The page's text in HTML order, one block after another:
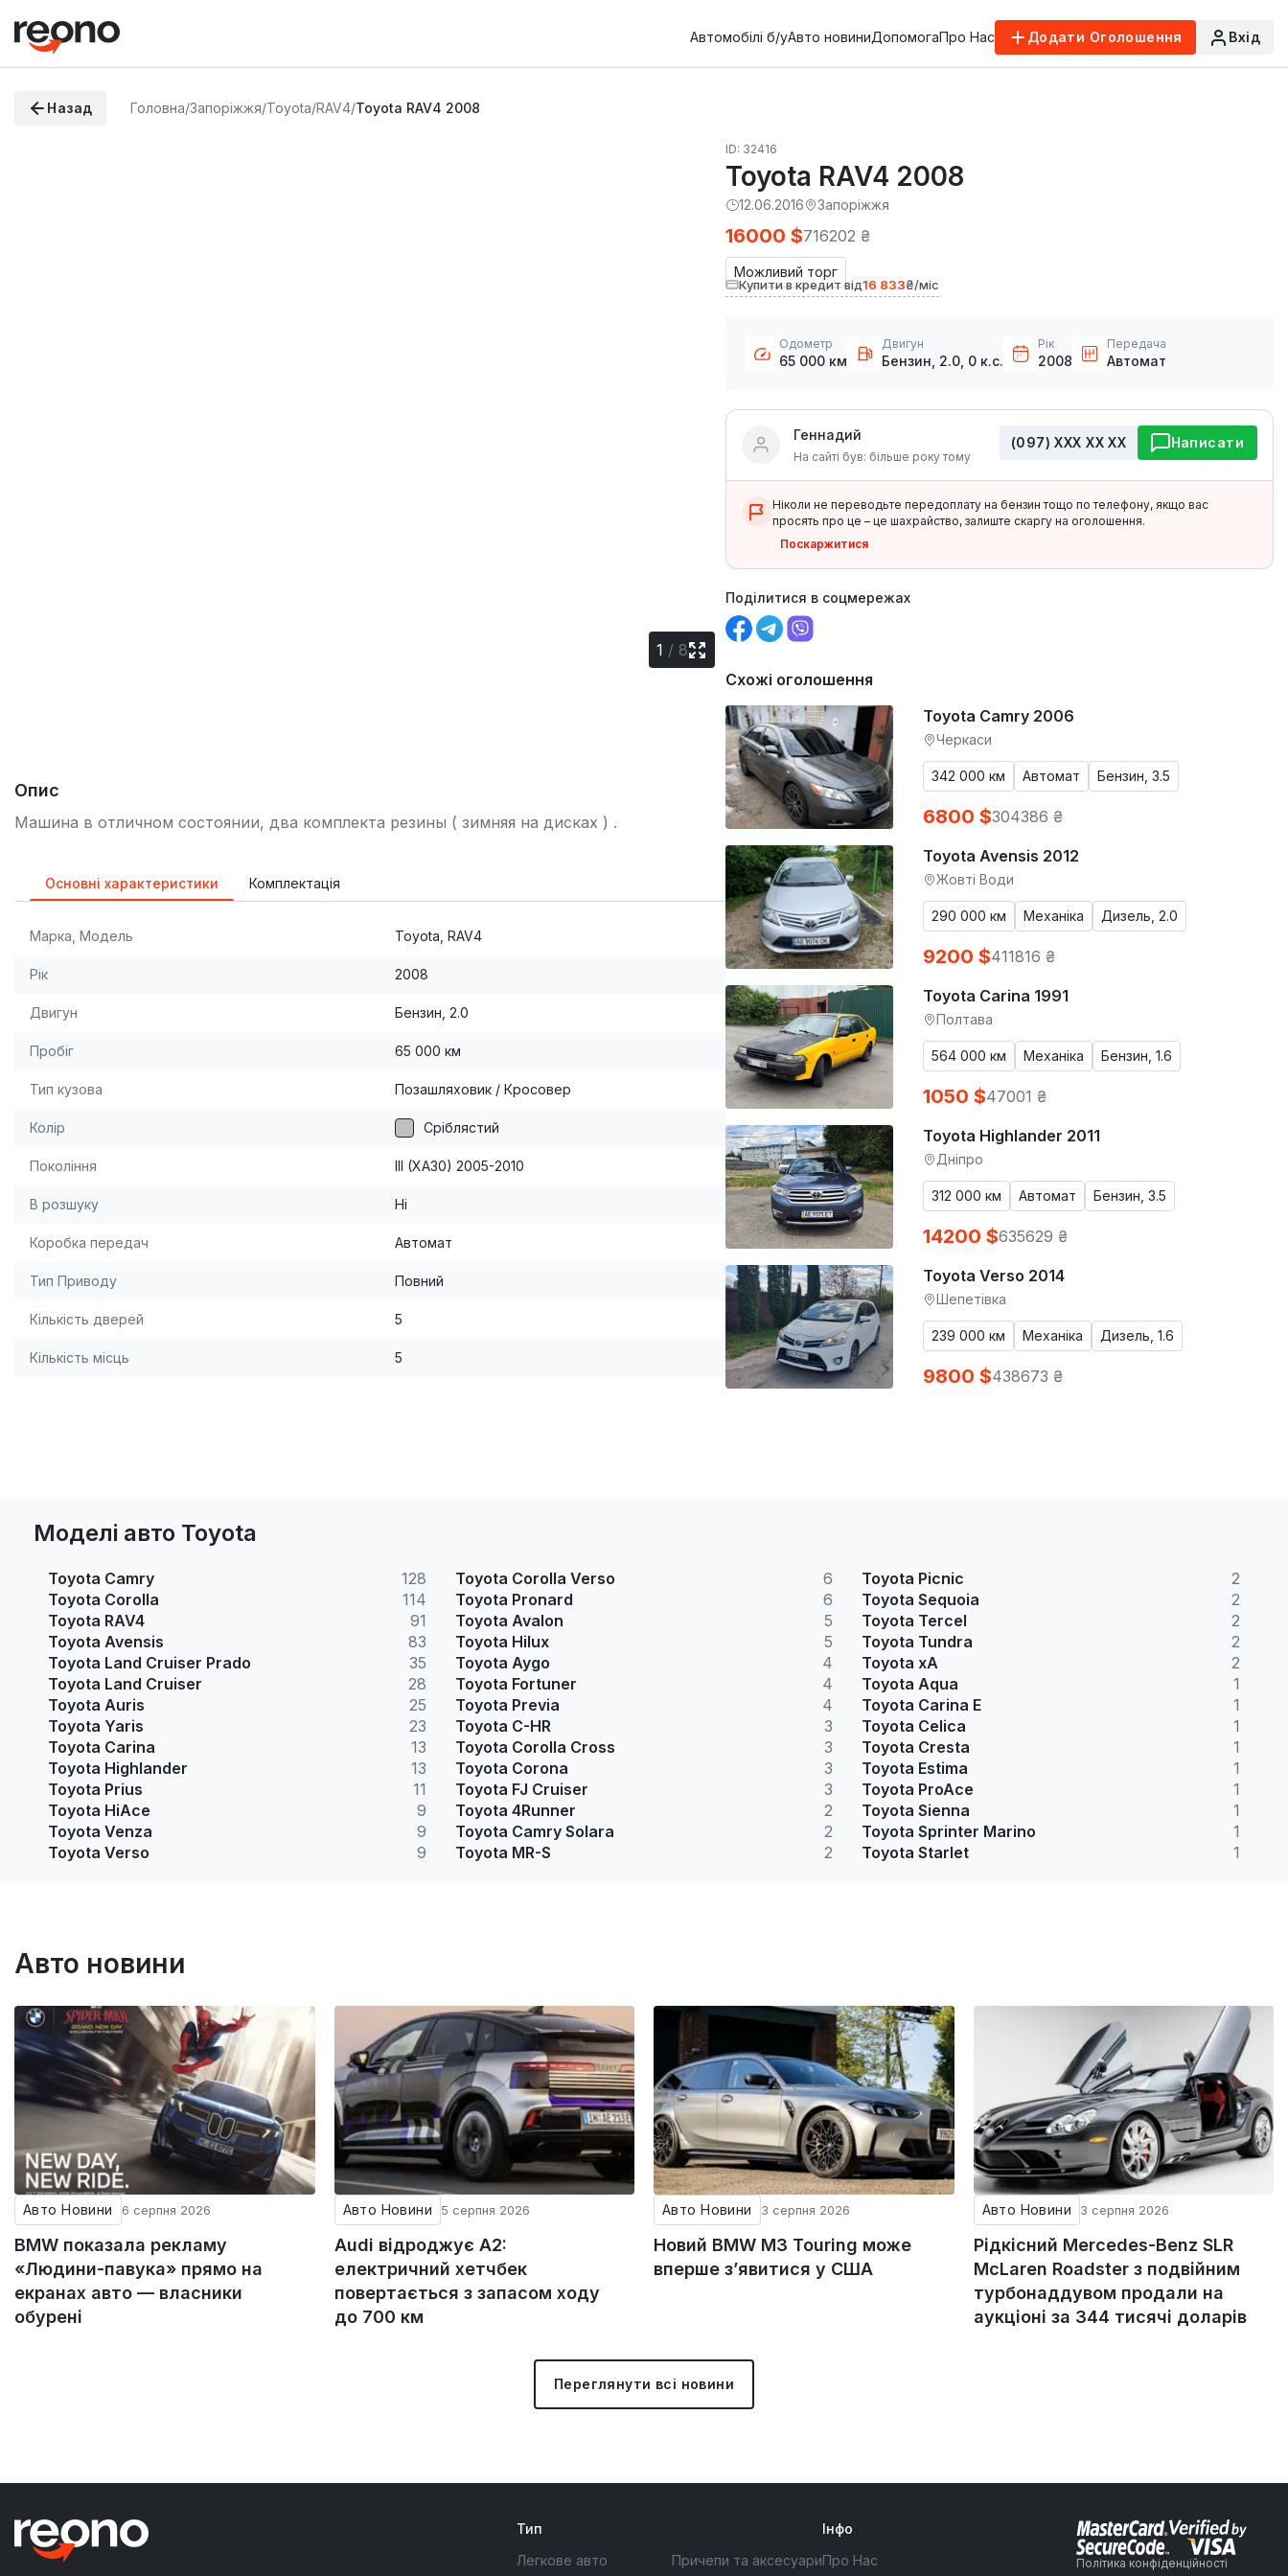
Автомобілі б/уАвто новиниДопомогаПро Нас Додати Оголошення Вхід
Назад Головна/Запоріжжя/Toyota/RAV4/Toyota RAV4 2008
1 / 8
Опис
Машина в отличном состоянии, два комплекта резины ( зимняя на дисках ) .
Основні характеристики Комплектація
Марка, Модель Toyota, RAV4
Рік 2008
Двигун Бензин, 2.0
Пробіг 65 000 км
Тип кузова Позашляховик / Кросовер
Колір Сріблястий
Покоління III (XA30) 2005-2010
В розшуку Ні
Коробка передач Автомат
Тип Приводу Повний
Кількість дверей 5
Кількість місць 5
ID: 32416
Toyota RAV4 2008
12.06.2016 Запоріжжя
Можливий торг
16000 $716202 ₴
Купити в кредит від16 833₴/міс
Одометр
65 000 км
Двигун
Бензин, 2.0, 0 к.с.
Рік
2008
Передача
Автомат
Геннадий
На сайті був: більше року тому
(097) ХХХ ХХ ХХ Написати
Ніколи не переводьте передоплату на бензин тощо по телефону, якщо вас
просять про це – це шахрайство, залиште скаргу на оголошення.
Поскаржитися
Поділитися в соцмережах
Схожі оголошення
Toyota Camry 2006
Черкаси
342 000 км Автомат Бензин, 3.5
6800 $304386 ₴
Toyota Avensis 2012
Жовті Води
290 000 км Механіка Дизель, 2.0
9200 $411816 ₴
Toyota Carina 1991
Полтава
564 000 км Механіка Бензин, 1.6
1050 $47001 ₴
Toyota Highlander 2011
Дніпро
312 000 км Автомат Бензин, 3.5
14200 $635629 ₴
Toyota Verso 2014
Шепетівка
239 000 км Механіка Дизель, 1.6
9800 $438673 ₴
Моделі авто Toyota
Toyota Camry
128
Toyota Corolla
114
Toyota RAV4
91
Toyota Avensis
83
Toyota Land Cruiser Prado
35
Toyota Land Cruiser
28
Toyota Auris
25
Toyota Yaris
23
Toyota Carina
13
Toyota Highlander
13
Toyota Prius
11
Toyota HiAce
9
Toyota Venza
9
Toyota Verso
9
Toyota Corolla Verso
6
Toyota Pronard
6
Toyota Avalon
5
Toyota Hilux
5
Toyota Aygo
4
Toyota Fortuner
4
Toyota Previa
4
Toyota C-HR
3
Toyota Corolla Cross
3
Toyota Corona
3
Toyota FJ Cruiser
3
Toyota 4Runner
2
Toyota Camry Solara
2
Toyota MR-S
2
Toyota Picnic
2
Toyota Sequoia
2
Toyota Tercel
2
Toyota Tundra
2
Toyota xA
2
Toyota Aqua
1
Toyota Carina E
1
Toyota Celica
1
Toyota Cresta
1
Toyota Estima
1
Toyota ProAce
1
Toyota Sienna
1
Toyota Sprinter Marino
1
Toyota Starlet
1
Авто новини
Авто Новини 6 серпня 2026
BMW показала рекламу
«Людини-павука» прямо на
екранах авто — власники
обурені
Авто Новини 5 серпня 2026
Audi відроджує A2:
електричний хетчбек
повертається з запасом ходу
до 700 км
Авто Новини 3 серпня 2026
Новий BMW M3 Touring може
вперше з’явитися у США
Авто Новини 3 серпня 2026
Рідкісний Mercedes-Benz SLR
McLaren Roadster з подвійним
турбонаддувом продали на
аукціоні за 344 тисячі доларів
Переглянути всі новини
Тип
Легкове авто
Причепи та аксесуари
Інфо
Про Нас
Політика конфіденційності